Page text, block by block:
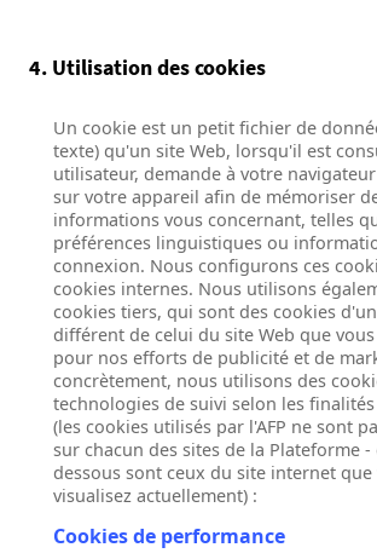
4. Utilisation des cookies
Un cookie est un petit fichier de
texte) qu'un site Web, lorsqu'il est
utilisateur, demande à votre
sur votre appareil afin de mémoriser
informations vous concernant, telles
préférences linguistiques ou
connexion. Nous configurons ces
cookies internes. Nous utilisons
cookies tiers, qui sont des cookies
différent de celui du site Web que
pour nos efforts de publicité et de
concrètement, nous utilisons des
technologies de suivi selon les
(les cookies utilisés par l'AFP ne sont
sur chacun des sites de la Plateforme -
dessous sont ceux du site internet que
visualisez actuellement) :
Cookies de performance